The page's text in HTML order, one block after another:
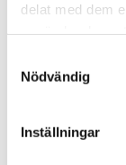
delat med dem
Nödvändig
Inställningar
Lilla Elins
Elin Plus –